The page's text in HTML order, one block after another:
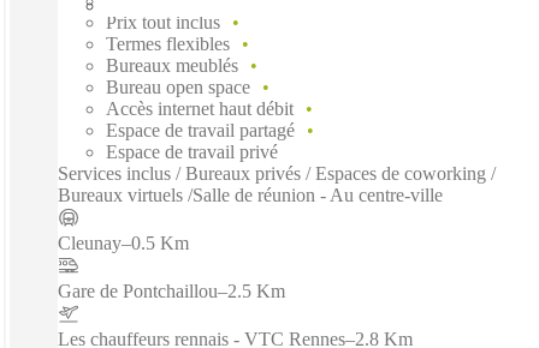
Prix tout inclus
Termes flexibles
Bureaux meublés
Bureau open space
Accès internet haut débit
Espace de travail partagé
Espace de travail privé
Services inclus / Bureaux privés / Espaces de coworking /
Bureaux virtuels /Salle de réunion - Au centre-ville
Cleunay–0.5 Km
Gare de Pontchaillou–2.5 Km
Les chauffeurs rennais - VTC Rennes–2.8 Km